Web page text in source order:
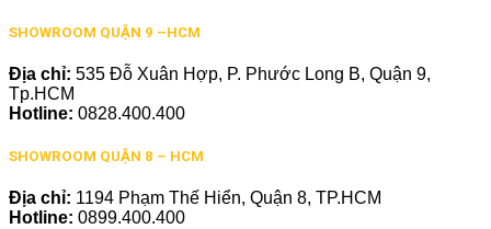
SHOWROOM QUẬN 9 –HCM
Địa chỉ: 535 Đỗ Xuân Hợp, P. Phước Long B, Quận 9,
Tp.HCM
Hotline: 0828.400.400
SHOWROOM QUẬN 8 – HCM
Địa chỉ: 1194 Phạm Thế Hiển, Quận 8, TP.HCM
Hotline: 0899.400.400